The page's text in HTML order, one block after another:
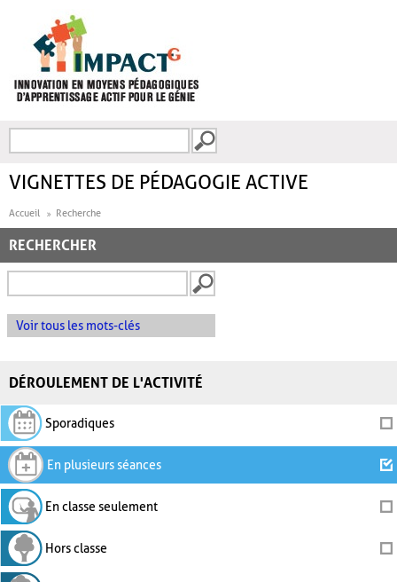
FORMULAIRE DE
VIGNETTES DE PÉDAGOGIE ACTIVE
Accueil Recherche
RECHERCHER
Voir tous les mots-clés
DÉROULEMENT DE L'ACTIVITÉ
Sporadiques
En plusieurs séances
En classe seulement
Hors classe